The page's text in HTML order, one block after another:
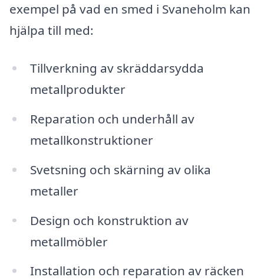
exempel på vad en smed i Svaneholm kan
hjälpa till med:
Tillverkning av skräddarsydda
metallprodukter
Reparation och underhåll av
metallkonstruktioner
Svetsning och skärning av olika
metaller
Design och konstruktion av
metallmöbler
Installation och reparation av räcken